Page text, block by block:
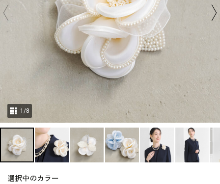
1 /8
選択中のカラー